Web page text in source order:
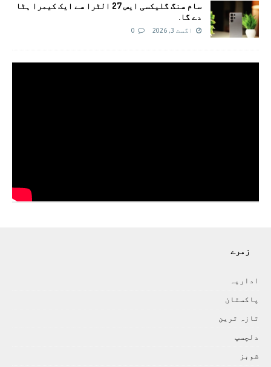
سام سنگ گلیکسی ایس 27 الٹرا سے ایک کیمرا ہٹا
دے گا.
اگست 3, 2026 0
زمرے
اداريہ
پاکستان
تازہ ترين
دلچسپ
شوبز